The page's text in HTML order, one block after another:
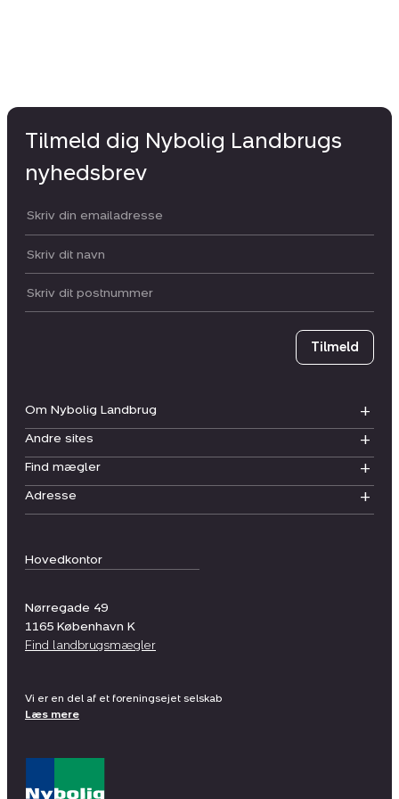
Hovedkontor
Nørregade 49
1165 København K
Find landbrugsmægler
Om Nybolig Landbrug
Andre sites
Find mægler
Adresse
Tilmeld dig Nybolig Landbrugs
nyhedsbrev
Din email:
Dit navn:
Postnummer
Tilmeld
Vi er en del af et foreningsejet selskab
Læs mere